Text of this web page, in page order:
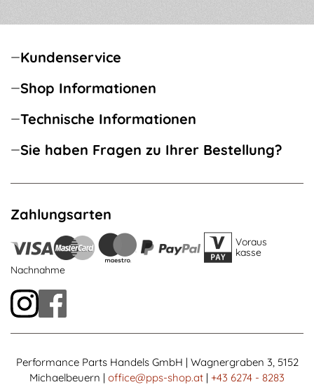
Kundenservice
Shop Informationen
Technische Informationen
Sie haben Fragen zu Ihrer Bestellung?
Zahlungsarten
Voraus
kasse
Nachnahme
Performance Parts Handels GmbH | Wagnergraben 3, 5152
Michaelbeuern | office@pps-shop.at | +43 6274 - 8283